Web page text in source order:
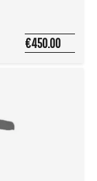
€450.00